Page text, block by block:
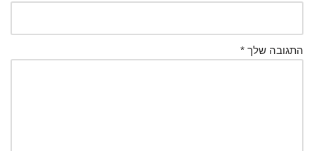
התגובה שלך *